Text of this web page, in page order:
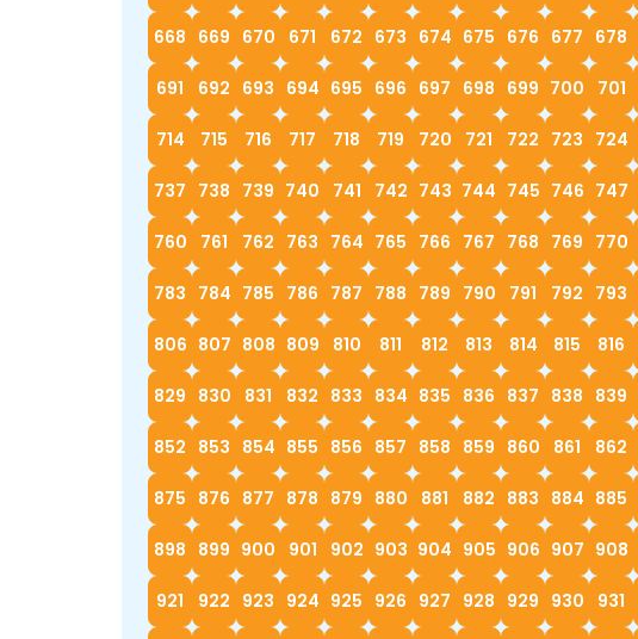
668 669 670 671 672 673 674 675 676 677 678
691 692 693 694 695 696 697 698 699 700 701
714 715 716 717 718 719 720 721 722 723 724
737 738 739 740 741 742 743 744 745 746 747
760 761 762 763 764 765 766 767 768 769 770
783 784 785 786 787 788 789 790 791 792 793
806 807 808 809 810 811 812 813 814 815 816
829 830 831 832 833 834 835 836 837 838 839
852 853 854 855 856 857 858 859 860 861 862
875 876 877 878 879 880 881 882 883 884 885
898 899 900 901 902 903 904 905 906 907 908
921 922 923 924 925 926 927 928 929 930 931